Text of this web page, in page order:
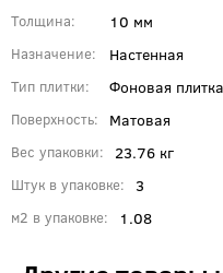
Толщина 10 мм
Назначение Настенная
Тип плитки Фоновая плитка
Поверхность Матовая
Вес упаковки 23.76 кг
Штук в упаковке 3
м2 в упаковке 1.08